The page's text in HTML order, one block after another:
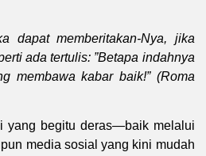
dapat memberitakan-Nya, jika
ada tertulis: ”Betapa indahnya
membawa kabar baik!” (Roma
yang begitu deras—baik melalui
media sosial yang kini mudah